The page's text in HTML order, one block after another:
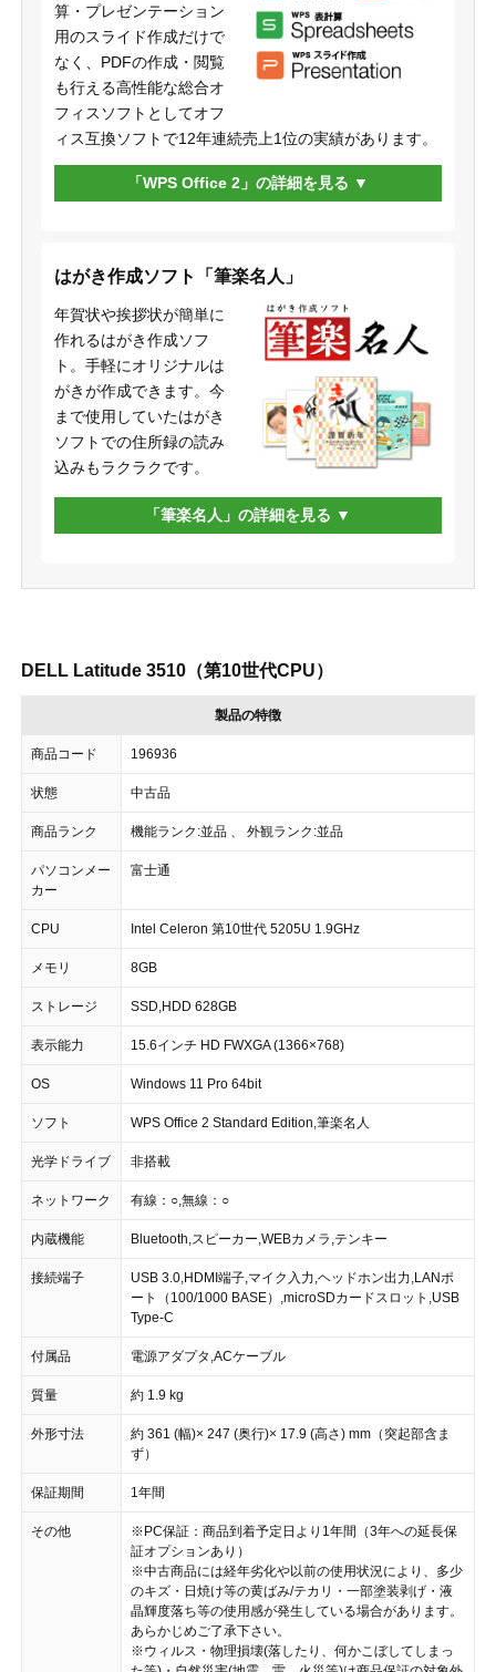
算・プレゼンテーション
用のスライド作成だけで
なく、PDFの作成・閲覧
も行える高性能な総合オ
フィスソフトとしてオフ
ィス互換ソフトで12年連続売上1位の実績があります。
「WPS Office 2」の詳細を見る
はがき作成ソフト「筆楽名人」
年賀状や挨拶状が簡単に
作れるはがき作成ソフ
ト。手軽にオリジナルは
がきが作成できます。今
まで使用していたはがき
ソフトでの住所録の読み
込みもラクラクです。
「筆楽名人」の詳細を見る
DELL Latitude 3510（第10世代CPU）
製品の特徴
商品コード 196936
状態 中古品
商品ランク 機能ランク:並品 、 外観ランク:並品
パソコンメー
カー
富士通
CPU Intel Celeron 第10世代 5205U 1.9GHz
メモリ 8GB
ストレージ SSD,HDD 628GB
表示能力 15.6インチ HD FWXGA (1366×768)
OS Windows 11 Pro 64bit
ソフト WPS Office 2 Standard Edition,筆楽名人
光学ドライブ 非搭載
ネットワーク 有線：○,無線：○
内蔵機能 Bluetooth,スピーカー,WEBカメラ,テンキー
接続端子
USB 3.0,HDMI端子,マイク入力,ヘッドホン出力,LANポ
ート（100/1000 BASE）,microSDカードスロット,USB
Type-C
付属品 電源アダプタ,ACケーブル
質量 約 1.9 kg
外形寸法
約 361 (幅)× 247 (奥行)× 17.9 (高さ) mm（突起部含ま
ず）
保証期間 1年間
その他
※PC保証：商品到着予定日より1年間（3年への延長保
証オプションあり）
※中古商品には経年劣化や以前の使用状況により、多少
のキズ・日焼け等の黄ばみ/テカリ・一部塗装剥げ・液
晶輝度落ち等の使用感が発生している場合があります。
あらかじめご了承下さい。
※ウィルス・物理損壊(落したり、何かこぼしてしまっ